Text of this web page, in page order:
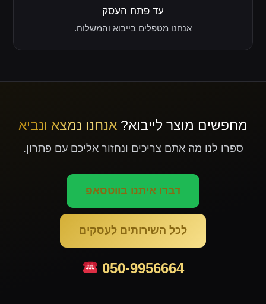
עד פתח העסק
אנחנו מטפלים בייבוא והמשלוח.
מחפשים מוצר לייבוא? אנחנו נמצא ונביא
ספרו לנו מה אתם צריכים ונחזור אליכם עם פתרון.
דברו איתנו בווטסאפ
לכל השירותים לעסקים
050-9956664